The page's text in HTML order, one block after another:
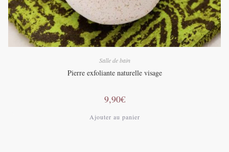
Salle de bain
Pierre exfoliante naturelle visage
9,90€
Ajouter au panier